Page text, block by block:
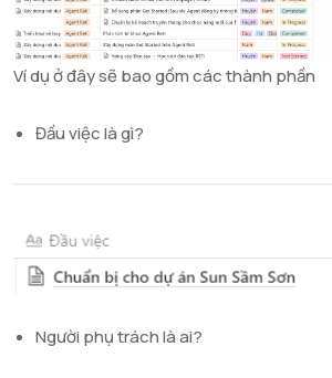
Ví dụ ở đây sẽ bao gồm các thành phần
Đầu việc là gì?
Người phụ trách là ai?